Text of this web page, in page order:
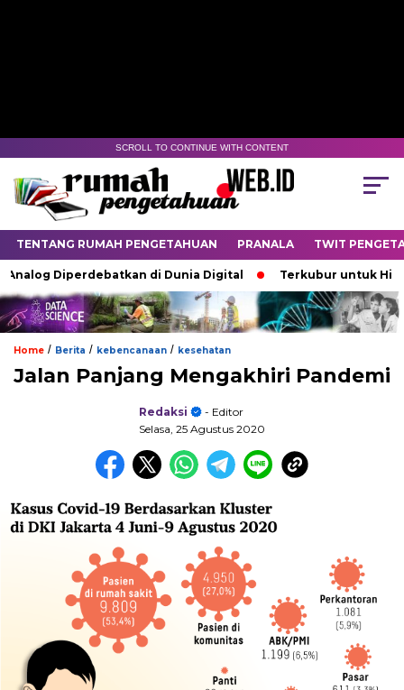
SCROLL TO CONTINUE WITH CONTENT
TENTANG RUMAH PENGETAHUAN PRANALA TWIT
Diperdebatkan di Dunia Digital Terkubur untuk Hidup
Home / Berita / kebencanaan / kesehatan
Jalan Panjang Mengakhiri Pandemi
Redaksi
- Editor
Selasa, 25 Agustus 2020